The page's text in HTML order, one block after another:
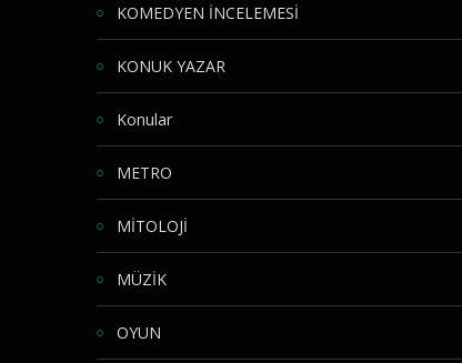
KOMEDYEN İNCELEMESİ
KONUK YAZAR
Konular
METRO
MİTOLOJİ
MÜZİK
OYUN